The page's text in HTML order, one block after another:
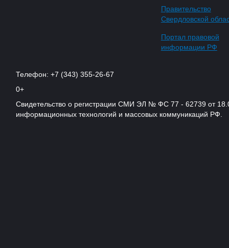
Правительство
Свердловской
Портал правовой
информации РФ
Телефон: +7 (343) 355-26-67
0+
Свидетельство о регистрации СМИ ЭЛ № ФС 77 - 62739 от
информационных технологий и массовых коммуникаций РФ.